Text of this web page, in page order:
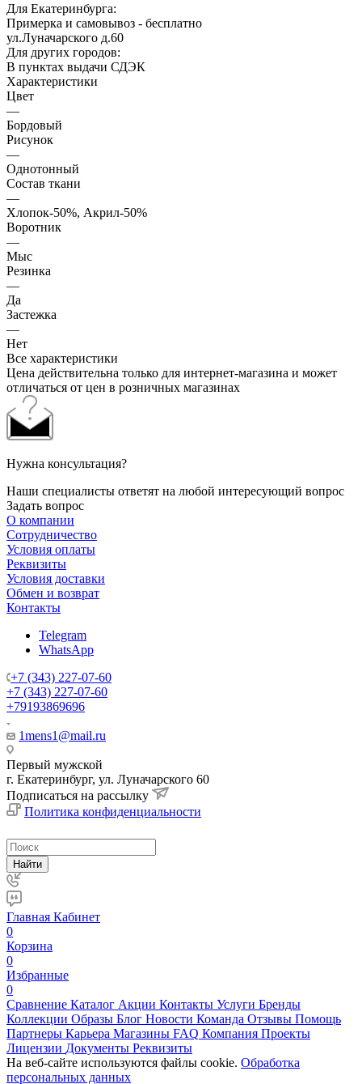
Для Екатеринбурга:
Примерка и самовывоз - бесплатно
ул.Луначарского д.60
Для других городов:
В пунктах выдачи СДЭК
Характеристики
Цвет
—
Бордовый
Рисунок
—
Однотонный
Состав ткани
—
Хлопок-50%, Акрил-50%
Воротник
—
Мыс
Резинка
—
Да
Застежка
—
Нет
Все характеристики
Цена действительна только для интернет-магазина и может
отличаться от цен в розничных магазинах
Нужна консультация?
Наши специалисты ответят на любой интересующий вопрос
Задать вопрос
О компании
Сотрудничество
Условия оплаты
Реквизиты
Условия доставки
Обмен и возврат
Контакты
Telegram
WhatsApp
+7 (343) 227-07-60
+7 (343) 227-07-60
+79193869696
1mens1@mail.ru
Первый мужской
г. Екатеринбург, ул. Луначарского 60
Подписаться на рассылку
Политика конфиденциальности
Найти
Главная Кабинет
0
Корзина
0
Избранные
0
Сравнение Каталог Акции Контакты Услуги Бренды
Коллекции Образы Блог Новости Команда Отзывы Помощь
Партнеры Карьера Магазины FAQ Компания Проекты
Лицензии Документы Реквизиты
На веб-сайте используются файлы cookie. Обработка
персональных данных